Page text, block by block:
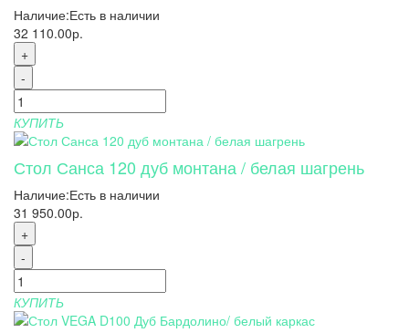
Наличие:Есть в наличии
32 110.00р.
+
-
КУПИТЬ
Стол Санса 120 дуб монтана / белая шагрень
Наличие:Есть в наличии
31 950.00р.
+
-
КУПИТЬ